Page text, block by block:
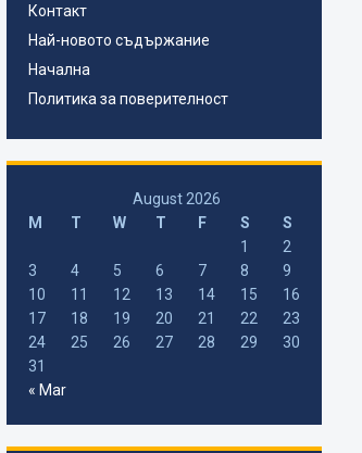
Контакт
Най-новото съдържание
Начална
Политика за поверителност
August 2026
M
T W T F S
S
1
2
3
4 5 6 7 8
9
10
11 12 13 14 15
16
17
18 19 20 21 22
23
24
25 26 27 28 29
30
31
« Mar